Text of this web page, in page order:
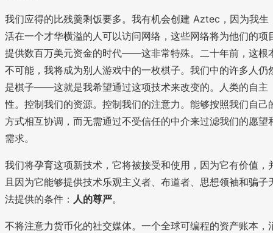
我们应得的比残羹剩饭要多。我有机会创建 Aztec，因为我生
活在一个才华横溢的人可以访问网络，这些网络将为他们的项
提供数百万美元资金的时代——这非常特殊。二十年前，这根
不可能，我将成为别人游戏中的一枚棋子。我们中的许多人仍
是棋子——这就是我希望通过这项技术来改变的。人类的自主
性。控制我们的资源。控制我们的注意力。能够按照我们自己
方式相互协调，而无需通过不受信任的中介来过滤我们的愿望
需求。
我们将孕育这项新技术，它将被接受和使用，因为它有价值，
且因为它能够提供技术乐观主义者、布道者、思想领袖和骗子
法提供的条件： 人的尊严。
不将注意力货币化的社交媒体。一个全球可编程的资产账本，